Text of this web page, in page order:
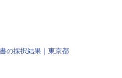
の採択結果｜東京都